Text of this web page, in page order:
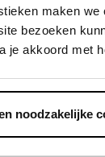
maken we
bezoeken
je akkoord met
noodzakelijke
zijn
is
moeten
Soms